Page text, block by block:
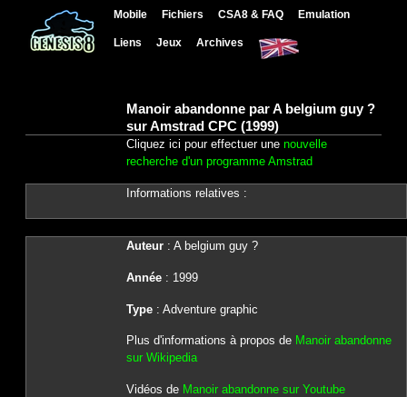
Mobile Fichiers CSA8 & FAQ Emulation
Liens Jeux Archives
Manoir abandonne par A belgium guy ?
sur Amstrad CPC (1999)
Cliquez ici pour effectuer une nouvelle
recherche d'un programme Amstrad
Informations relatives :
Auteur: A belgium guy ?
Année: 1999
Type: Adventure graphic
Plus d'informations à propos de Manoir abandonne
sur Wikipedia
Vidéos de Manoir abandonne sur Youtube